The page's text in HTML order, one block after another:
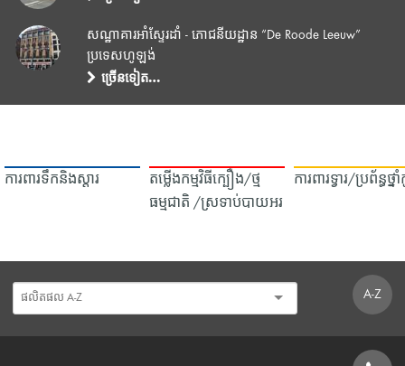
សណ្ឋាគារអាំស្ទែរដាំ - ភោជនីយដ្ឋាន “De Roode Leeuw”
ប្រទេសហូឡង់
ច្រើនទៀត…
ការពារទឹក​និង​ស្ដារ
តម្លើងកម្មវិធីក្បឿង/ថ្ម
ធម្មជាតិ /ស្រទាប់បាយអរ
ការពារទ្វារ/ប្រព័ន្ធថ្ន
A-Z